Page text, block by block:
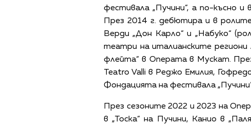
фестивала „Пучини“, а по-късно
През 2014 г. дебютира и в
Верди „Дон Карло“ и „Набуко“
театри на италианските региони
флейта“ в Операта в Мускат.
Teatro Valli в Реджо Емилия,
Фондацията на фестивала
През сезоните 2022 и 2023 на
в „Тоска“ на Пучини, Канио в